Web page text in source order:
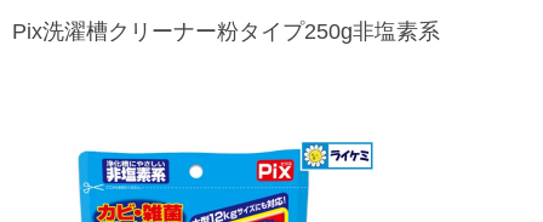
Pix洗濯槽クリーナー粉タイプ250g非塩素系